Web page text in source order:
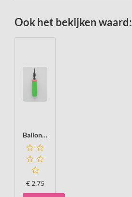
Ook het bekijken waard:
Ballonnenpomp Luxe, double action
€ 2,75